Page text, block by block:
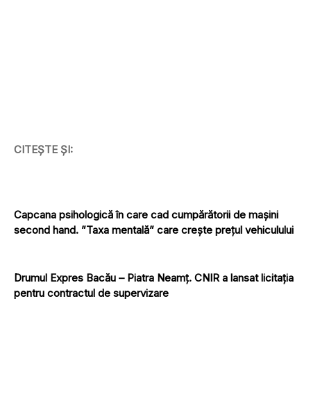
CITEȘTE ȘI:
Capcana psihologică în care cad cumpărătorii de mașini
second hand. ”Taxa mentală” care crește prețul vehiculului
Drumul Expres Bacău – Piatra Neamț. CNIR a lansat licitația
pentru contractul de supervizare